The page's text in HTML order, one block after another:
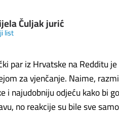
Čuljak jurić
list
par iz Hrvatske na Redditu
za vjenčanje. Naime,
i najudobniju odjeću kako bi
no reakcije su bile sve